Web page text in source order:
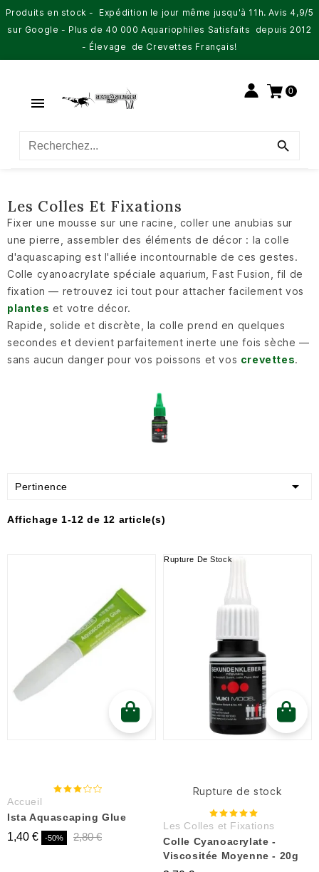
Produits en stock - Expédition le jour même jusqu'à 11h. Avis 4,9/5
sur Google - Plus de 40 000 Aquariophiles Satisfaits depuis 2012
- Élevage de Crevettes Français!

0

Les Colles Et Fixations
Fixer une mousse sur une racine, coller une anubias sur
une pierre, assembler des éléments de décor : la colle
d'aquascaping est l'alliée incontournable de ces gestes.
Colle cyanoacrylate spéciale aquarium, Fast Fusion, fil de
fixation — retrouvez ici tout pour attacher facilement vos
plantes et votre décor.
Rapide, solide et discrète, la colle prend en quelques
secondes et devient parfaitement inerte une fois sèche —
sans aucun danger pour vos poissons et vos crevettes.
Pertinence 
Affichage 1-12 de 12 article(s)
Accueil
Ista Aquascaping Glue
1,40 € -50% 2,80 €
Rupture De Stock
Rupture de stock
Les Colles et Fixations
Colle Cyanoacrylate -
Viscositée Moyenne - 20g